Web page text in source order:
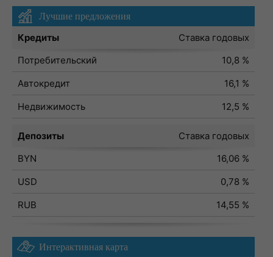
Лучшие предложения
Кредиты
Ставка годовых
Потребительский
10,8 %
Автокредит
16,1 %
Недвижимость
12,5 %
Депозиты
Ставка годовых
BYN
16,06 %
USD
0,78 %
RUB
14,55 %
Интерактивная карта